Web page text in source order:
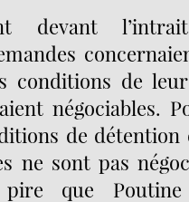
devant
conditions de
négociables.
de détention
ne sont pas
pire que